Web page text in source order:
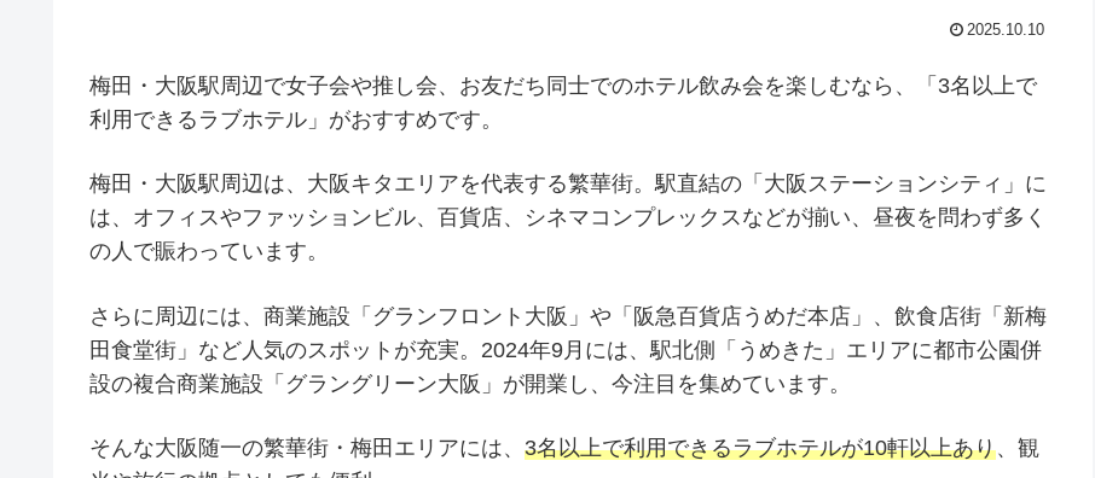
2025.10.10
梅田・大阪駅周辺で女子会や推し会、お友だち同士でのホテル飲み会を楽しむなら、「3名以上で
利用できるラブホテル」がおすすめです。
梅田・大阪駅周辺は、大阪キタエリアを代表する繁華街。駅直結の「大阪ステーションシティ」に
は、オフィスやファッションビル、百貨店、シネマコンプレックスなどが揃い、昼夜を問わず多く
の人で賑わっています。
さらに周辺には、商業施設「グランフロント大阪」や「阪急百貨店うめだ本店」、飲食店街「新梅
田食堂街」など人気のスポットが充実。2024年9月には、駅北側「うめきた」エリアに都市公園併
設の複合商業施設「グラングリーン大阪」が開業し、今注目を集めています。
そんな大阪随一の繁華街・梅田エリアには、 3名以上で利用できるラブホテルが10軒以上あり、観